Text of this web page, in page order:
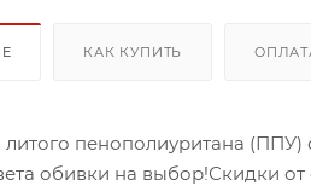
КАК КУПИТЬ
пенополиуритана
обивки на выбор!Скидки от